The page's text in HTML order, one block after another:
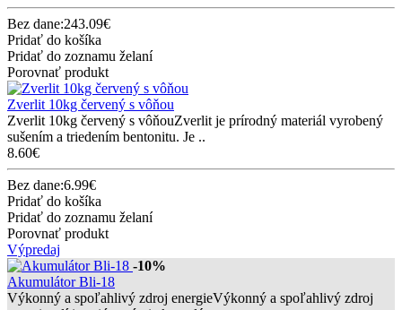
Bez dane:243.09€
Pridať do košíka
Pridať do zoznamu želaní
Porovnať produkt
Zverlit 10kg červený s vôňou
Zverlit 10kg červený s vôňouZverlit je prírodný materiál vyrobený
sušením a triedením bentonitu. Je ..
8.60€
Bez dane:6.99€
Pridať do košíka
Pridať do zoznamu želaní
Porovnať produkt
Výpredaj
-10%
Akumulátor Bli-18
Výkonný a spoľahlivý zdroj energieVýkonný a spoľahlivý zdroj